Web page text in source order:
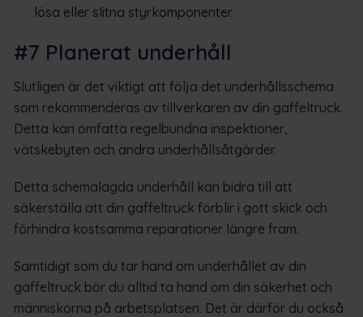
lösa eller slitna styrkomponenter.
#7 Planerat underhåll
Slutligen är det viktigt att följa det underhållsschema
som rekommenderas av tillverkaren av din gaffeltruck.
Detta kan omfatta regelbundna inspektioner,
vätskebyten och andra underhållsåtgärder.
Detta schemalagda underhåll kan bidra till att
säkerställa att din gaffeltruck förblir i gott skick och
förhindra kostsamma reparationer längre fram.
Samtidigt som du tar hand om underhållet av din
gaffeltruck bör du alltid ta hand om din säkerhet och
människorna på arbetsplatsen. Det är därför du också